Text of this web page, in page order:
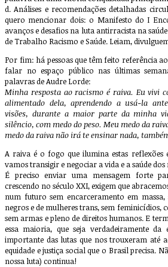
d. Análises e recomendações detalhadas
quero mencionar dois: o Manifesto do I
avanços e desafios na luta antirracista na
de Trabalho Racismo e Saúde. Leiam,
Por fim: há pessoas que têm feito referência
falar no espaço público nas últimas
palavras de Audre Lorde:
Minha resposta ao racismo é raiva. Eu vivi
alimentado dela, aprendendo a usá-la
visões, durante a maior parte da minha
silêncio, com medo do peso. Meu medo da
medo da raiva não irá te ensinar nada,
A raiva é o fogo que ilumina estas reflexões
vamos transigir e negociar a vida e a saúde
É preciso enviar uma mensagem forte
crescendo no século XXI, exigem que
num futuro sem encarceramento em massa,
negros e de mulheres trans, sem feminicídios,
sem armas e pleno de direitos humanos. E
essa maioria, que seja verdadeiramente
importante das lutas que nos trouxeram até
equidade e justiça social que o Brasil precisa.
nossa luta) continua!